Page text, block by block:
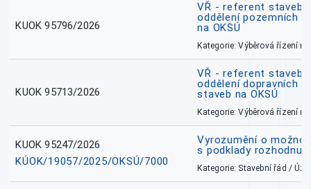
KUOK 95796/2026
VŘ - referent
oddělení pozemních
na OKSÚ
Kategorie: Výběrová řízení
KUOK 95713/2026
VŘ - referent
oddělení dopravních
staveb na OKSÚ
Kategorie: Výběrová řízení
KUOK 95247/2026
KÚOK/19057/2025/OKSÚ/7000
Vyrozumění o
s podklady rozhodnutí
Kategorie: Stavební řád /